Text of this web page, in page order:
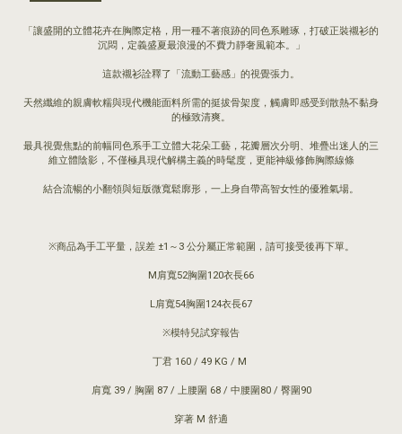
「讓盛開的立體花卉在胸際定格，用一種不著痕跡的同色系雕琢，打破正裝襯衫的
沉悶，定義盛夏最浪漫的不費力靜奢風範本。」
這款襯衫詮釋了「流動工藝感」的視覺張力。
天然纖維的親膚軟糯與現代機能面料所需的挺拔骨架度，觸膚即感受到散熱不黏身
的極致清爽。
最具視覺焦點的前幅同色系手工立體大花朵工藝，花瓣層次分明、堆疊出迷人的三
維立體陰影，不僅極具現代解構主義的時髦度，更能神級修飾胸際線條
結合流暢的小翻領與短版微寬鬆廓形，一上身自帶高智女性的優雅氣場。
※商品為手工平量，誤差 ±1～3 公分屬正常範圍，請可接受後再下單。
M肩寬52胸圍120衣長66
L肩寬54胸圍124衣長67
※模特兒試穿報告
丁君 160 / 49 KG / M
肩寬 39 / 胸圍 87 / 上腰圍 68 / 中腰圍80 / 臀圍90
穿著 M 舒適